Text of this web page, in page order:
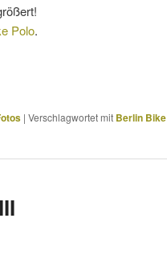
Polo.
| Verschlagwortet mit Berlin Bike